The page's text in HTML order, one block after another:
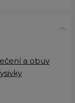
a obuv